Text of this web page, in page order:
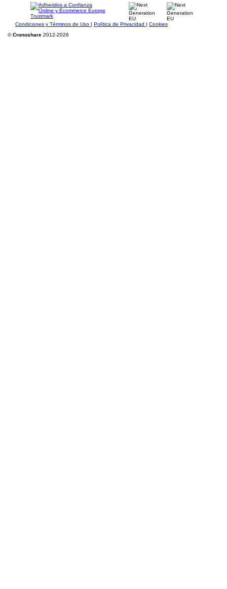
Condiciones y Términos de Uso | Política de Privacidad | Cookies
©Cronoshare 2012-2026